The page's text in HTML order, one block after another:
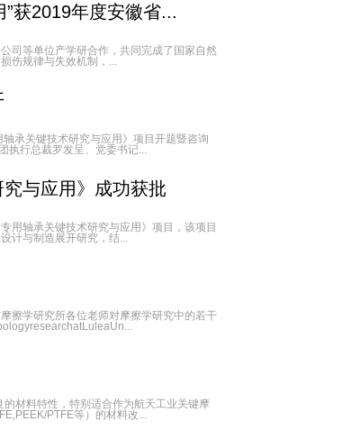
获2019年度安徽省...
司等单位产学研合作，共同完成了国家自然
伤规律与失效机制，...
承关键技术研究与应用》项目开题暨咨询
执行总裁罗发呈、党委书记...
与应用》成功获批
用轴承关键技术研究与应用》项目，该项目
计与制造展开研究，结...
擦学研究所各位老师对摩擦学研究中的若干
材料特性，特别适合作为航天工业关键摩
PTFE等）的材料改...